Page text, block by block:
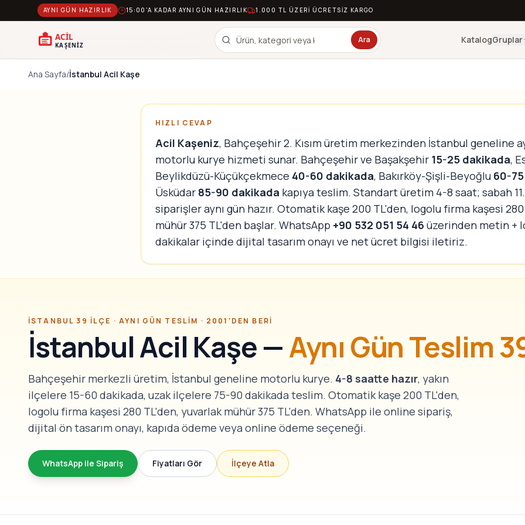
AYNI GÜN HAZIRLIK 15:00'A KADAR AYNI GÜN HAZIRLIK 1.000 TL ÜZERI ÜCRETSIZ KARGO
Ara KatalogGruplar
Ana Sayfa/İstanbul Acil Kaşe
HIZLI CEVAP
Acil Kaşeniz, Bahçeşehir 2. Kısım üretim merkezinden İstanbul geneline
motorlu kurye hizmeti sunar. Bahçeşehir ve Başakşehir 15-25 dakikada,
Beylikdüzü-Küçükçekmece 40-60 dakikada, Bakırköy-Şişli-Beyoğlu 60-
Üsküdar 85-90 dakikada kapıya teslim. Standart üretim 4-8 saat; sabah
siparişler aynı gün hazır. Otomatik kaşe 200 TL'den, logolu firma kaşesi
mühür 375 TL'den başlar. WhatsApp +90 532 051 54 46 üzerinden metin +
dakikalar içinde dijital tasarım onayı ve net ücret bilgisi iletiriz.
İSTANBUL 39 İLÇE · AYNI GÜN TESLIM · 2001'DEN BERI
İstanbul Acil Kaşe —Aynı Gün Teslim
Bahçeşehir merkezli üretim, İstanbul geneline motorlu kurye. 4-8 saatte hazır, yakın
ilçelere 15-60 dakikada, uzak ilçelere 75-90 dakikada teslim. Otomatik kaşe 200 TL'den,
logolu firma kaşesi 280 TL'den, yuvarlak mühür 375 TL'den. WhatsApp ile online sipariş,
dijital ön tasarım onayı, kapıda ödeme veya online ödeme seçeneği.
WhatsApp ile Sipariş Fiyatları Gör İlçeye Atla